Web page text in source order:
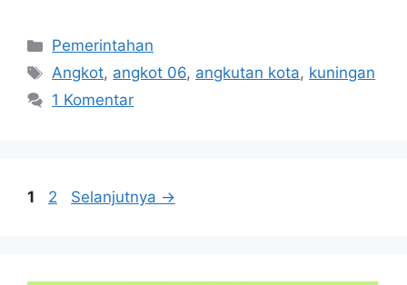
Kategori
Pemerintahan
Tag
Angkot, angkot 06, angkutan kota, kuningan
1 Komentar
Halaman
1 Halaman
2 Selanjutnya →